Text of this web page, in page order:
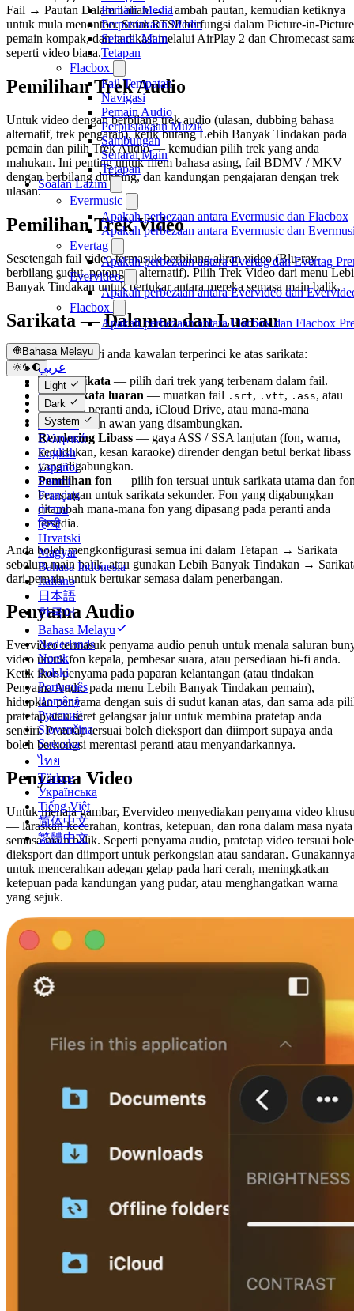
Pemain Media
Perpustakaan Media
Senarai Main
Tetapan
Flacbox
Fail Tempatan
Navigasi
Pemain Audio
Perpustakaan Muzik
Sambungan
Senarai Main
Tetapan
Soalan Lazim
Evermusic
Apakah perbezaan antara Evermusic dan Flacbox
Apakah perbezaan antara Evermusic dan
Evertag
Apakah perbezaan antara Evertag dan Evertag
Evervideo
Apakah perbezaan antara Evervideo dan
Flacbox
Apakah perbezaan antara Flacbox dan Flacbox
Bahasa Melayu
عربي
Català
Čeština
Dansk
Deutsch
Ελληνικά
English
Español
Suomi
Français
עברית
हिन्दी
Hrvatski
Magyar
Bahasa Indonesia
Italiano
日本語
한국어
Bahasa Melayu
Nederlands
Norsk
Polski
Português
Română
Русский
Slovenčina
Svenska
ไทย
Türkçe
Українська
Tiếng Việt
简体中文
繁體中文
Light
Dark
System
Fail → Pautan Dalam Talian → Tambah pautan, kemudian ketiknya
untuk mula menonton. Strim RTSP berfungsi dalam Picture-in-
pemain kompak, dan ia dikast melalui AirPlay 2 dan Chromecast
seperti video biasa.
Pemilihan Trek Audio
Untuk video dengan berbilang trek audio (ulasan, dubbing bahasa
alternatif, trek pengarah), ketik butang Lebih Banyak Tindakan pada
pemain dan pilih Trek Audio — kemudian pilih trek yang anda
mahukan. Ini penting untuk filem bahasa asing, fail BDMV / MKV
dengan berbilang dubbing, dan kandungan pengajaran dengan trek
ulasan.
Pemilihan Trek Video
Sesetengah fail video termasuk berbilang aliran video (Blu-ray
berbilang sudut, potongan alternatif). Pilih Trek Video dari menu
Banyak Tindakan untuk bertukar antara mereka semasa main balik.
Sarikata — Dalaman dan Luaran
Evervideo memberi anda kawalan terperinci ke atas sarikata:
Trek sarikata — pilih dari trek yang terbenam dalam fail.
Fail sarikata luaran — muatkan fail .srt, .vtt, .ass, atau
.ssadari peranti anda, iCloud Drive, atau mana-mana
perkhidmatan awan yang disambungkan.
Rendering Libass — gaya ASS / SSA lanjutan (fon, warna,
kedudukan, kesan karaoke) dirender dengan betul berkat libass
yang digabungkan.
Pemilihan fon — pilih fon tersuai untuk sarikata utama dan
berasingan untuk sarikata sekunder. Fon yang digabungkan
ditambah mana-mana fon yang dipasang pada peranti anda
tersedia.
Anda boleh mengkonfigurasi semua ini dalam Tetapan → Sarikata
sebelum main balik, atau gunakan Lebih Banyak Tindakan →
dari pemain untuk bertukar semasa dalam penerbangan.
Penyama Audio
Evervideo termasuk penyama audio penuh untuk menala saluran
video untuk fon kepala, pembesar suara, atau persediaan hi-fi anda.
Ketik ikon penyama pada paparan kelantangan (atau tindakan
Penyama Audio pada menu Lebih Banyak Tindakan pemain),
hidupkan penyama dengan suis di sudut kanan atas, dan sama ada
pratetap atau seret gelangsar jalur untuk membina pratetap anda
sendiri. Pratetap tersuai boleh dieksport dan diimport supaya anda
boleh berkongsi merentasi peranti atau menyandarkannya.
Penyama Video
Untuk menala gambar, Evervideo menyediakan penyama video
— laraskan kecerahan, kontras, ketepuan, dan rona dalam masa nyata
semasa main balik. Seperti penyama audio, pratetap video tersuai
dieksport dan diimport untuk perkongsian atau sandaran.
untuk mencerahkan adegan gelap pada hari cerah, meningkatkan
ketepuan pada kandungan yang pudar, atau menghangatkan warna
yang sejuk.